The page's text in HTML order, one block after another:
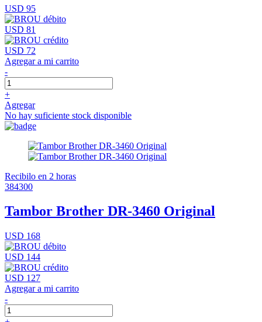
USD 95
USD 81
USD 72
Agregar a mi carrito
-
+
Agregar
No hay suficiente stock disponible
Recibilo en 2 horas
384300
Tambor Brother DR-3460 Original
USD 168
USD 144
USD 127
Agregar a mi carrito
-